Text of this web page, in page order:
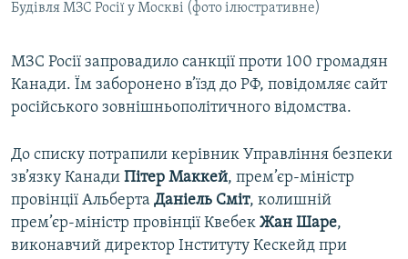
ІНФОГРАФІКА
ДОЛУЧАЙСЯ!
Усі сайти RFE/RL
Будівля МЗС Росії у Москві (фото ілюстративне)
МЗС Росії запровадило санкції проти 100 громадян
Канади. Їм заборонено в’їзд до РФ, повідомляє сайт
російського зовнішньополітичного відомства.
До списку потрапили керівник Управління безпеки
зв’язку Канади Пітер Маккей, прем’єр-міністр
провінції Альберта Даніель Сміт, колишній
прем’єр-міністр провінції Квебек Жан Шаре,
виконавчий директор Інституту Кескейд при